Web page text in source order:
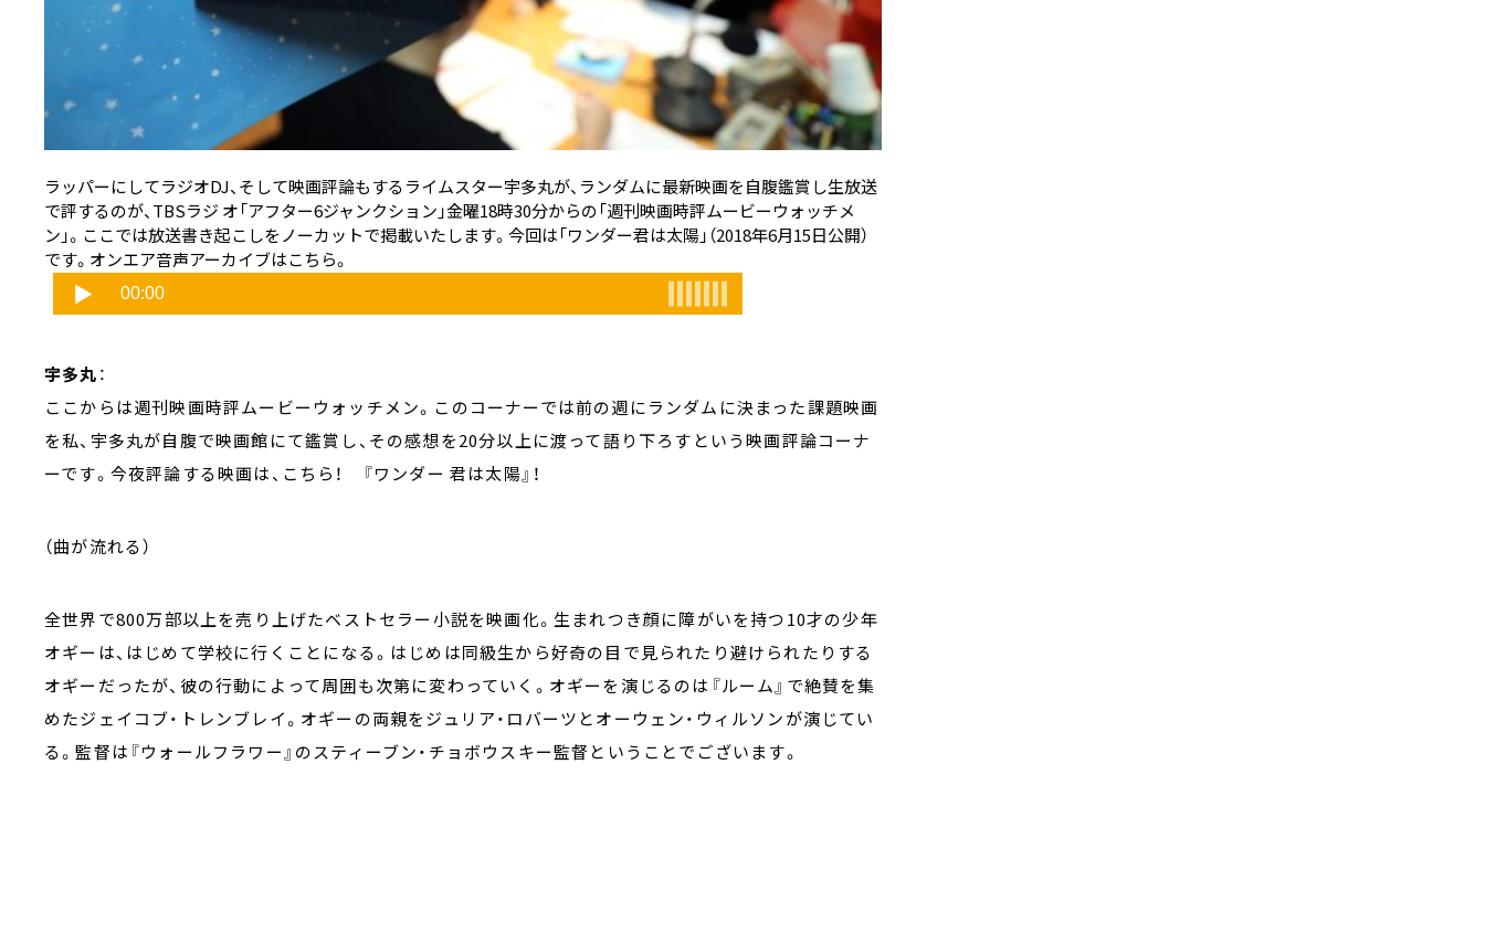
ラッパーにしてラジオDJ、そして映画評論もするライムスター宇多丸が、ランダムに最新映画を自腹鑑賞し生放送
で評するのが、TBSラジ オ「アフター6ジャンクション」金曜18時30分からの「週刊映画時評ムービーウォッチメ
ン」。ここでは放送書き起こしをノーカットで掲載いたします。今回は「ワンダー君は太陽」（2018年6月15日公開）
です。オンエア音声アーカイブはこちら。
宇多丸：
ここからは週刊映画時評ムービーウォッチメン。このコーナーでは前の週にランダムに決まった課題映画
を私、宇多丸が自腹で映画館にて鑑賞し、その感想を20分以上に渡って語り下ろすという映画評論コーナ
ーです。今夜評論する映画は、こちら！ 『ワンダー 君は太陽』！
（曲が流れる）
全世界で800万部以上を売り上げたベストセラー小説を映画化。生まれつき顔に障がいを持つ10才の少年
オギーは、はじめて学校に行くことになる。はじめは同級生から好奇の目で見られたり避けられたりする
オギーだったが、彼の行動によって周囲も次第に変わっていく。オギーを演じるのは『ルーム』で絶賛を集
めたジェイコブ・トレンブレイ。オギーの両親をジュリア・ロバーツとオーウェン・ウィルソンが演じてい
る。監督は『ウォールフラワー』のスティーブン・チョボウスキー監督ということでございます。